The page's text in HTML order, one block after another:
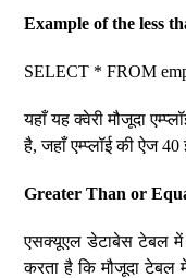
Example of the less
SELECT * FROM
यहाँ यह क्वेरी मौजूदा
है, जहाँ एम्प्लॉई की ऐज
Greater Than or
एसक्यूएल डेटाबेस टेबल
करता है कि मौजूदा टेबल